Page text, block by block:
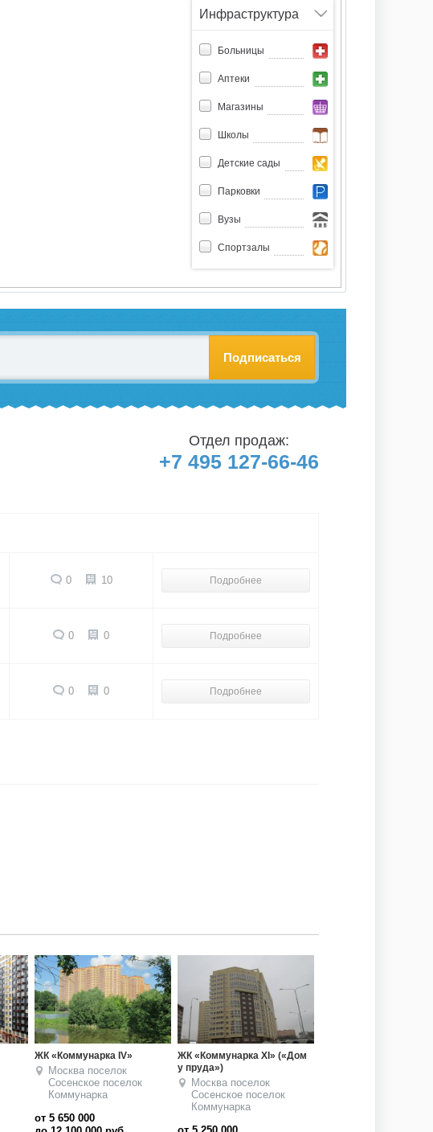
Инфраструктура
Больницы
Аптеки
Магазины
Школы
Детские сады
Парковки
Вузы
Спортзалы
Отдел продаж:
+7 495 127-66-46
0 10 Подробнее
0 0 Подробнее
0 0 Подробнее
ЖК «Коммунарка IV»
Москва поселок
Сосенское поселок
Коммунарка
от 5 650 000
ЖК «Коммунарка XI» («Дом
у пруда»)
Москва поселок
Сосенское поселок
Коммунарка